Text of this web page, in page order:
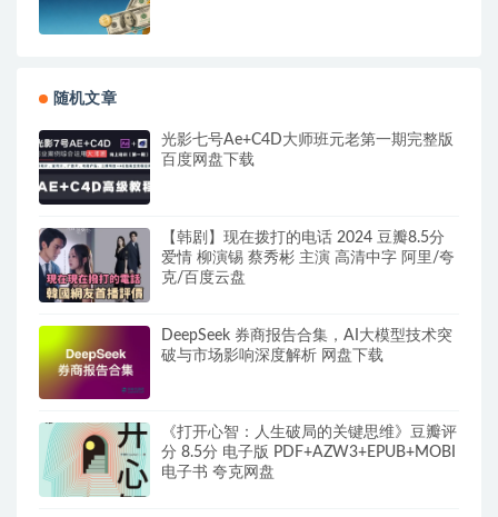
随机文章
光影七号Ae+C4D大师班元老第一期完整版
百度网盘下载
【韩剧】现在拨打的电话 2024 豆瓣8.5分
爱情 柳演锡 蔡秀彬 主演 高清中字 阿里/夸
克/百度云盘
DeepSeek 券商报告合集，AI大模型技术突
破与市场影响深度解析 网盘下载
《打开心智：人生破局的关键思维》豆瓣评
分 8.5分 电子版 PDF+AZW3+EPUB+MOBI
电子书 夸克网盘